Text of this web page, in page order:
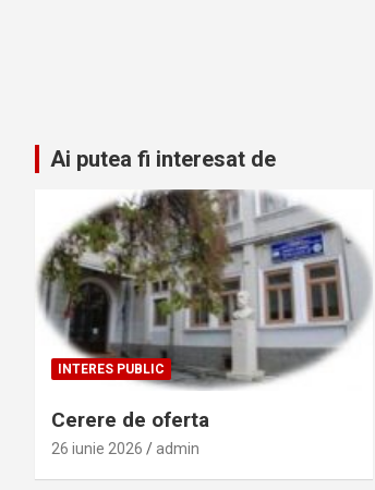
Ai putea fi interesat de
INTERES PUBLIC
Cerere de oferta
26 iunie 2026 admin